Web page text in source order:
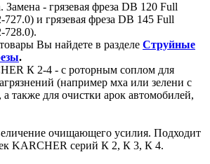
Замена - грязевая фреза DB 120 Full
и грязевая фреза DB 145 Full
728.0).
Вы найдете в разделе Струйные
.
К 2-4 - с роторным соплом для
(например мха или зелени с
также для очистки арок автомобилей,
очищающего усилия. Подходит
KARCHER серий К 2, К 3, К 4.